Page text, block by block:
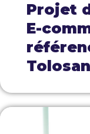
Projet
E-